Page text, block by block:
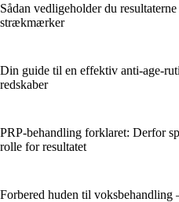
Sådan vedligeholder du
strækmærker
Din guide til en effektiv anti-age-
redskaber
PRP-behandling forklaret: Derfor
rolle for resultatet
Forbered huden til voksbehandling